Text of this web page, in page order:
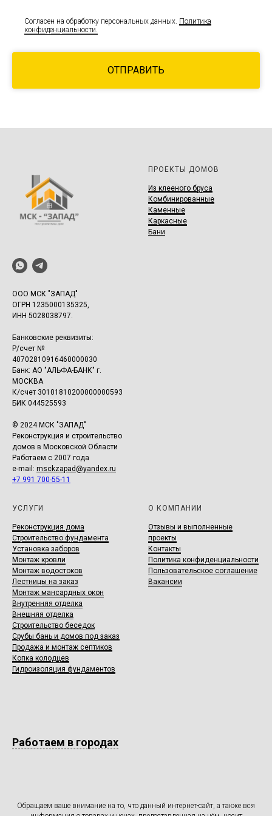
Согласен на обработку персональных данных. Политика
конфиденциальности.
ОТПРАВИТЬ
ООО МСК "ЗАПАД"
ОГРН 1235000135325,
ИНН 5028038797.
Банковские реквизиты:
Р/счет №
40702810916460000030
Банк: АО "АЛЬФА-БАНК" г.
МОСКВА
К/счет 30101810200000000593
БИК 044525593
© 2024 МСК "ЗАПАД"
Реконструкция и строительство
домов в Московской Области
Работаем с 2007 года
e-mail: msckzapad@yandex.ru
+7 991 700-55-11
ПРОЕКТЫ ДОМОВ
Из клееного бруса
Комбинированные
Каменные
Каркасные
Бани
УСЛУГИ
Реконструкция дома
Строительство фундамента
Установка заборов
Монтаж кровли
Монтаж водостоков
Лестницы на заказ
Монтаж мансардных окон
Внутренняя отделка
Внешняя отделка
Строительство беседок
Срубы бань и домов под заказ
Продажа и монтаж септиков
Копка колодцев
Гидроизоляция фундаментов
О КОМПАНИИ
Отзывы и выполненные
проекты
Контакты
Политика конфиденциальности
Пользовательское соглашение
Вакансии
Работаем в городах
Обращаем ваше внимание на то, что данный интернет-сайт, а также вся